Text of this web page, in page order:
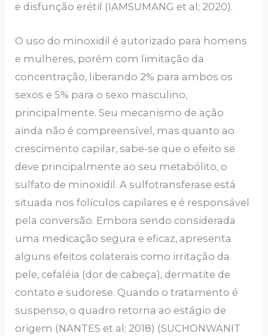
e disfunção erétil (IAMSUMANG et al; 2020).
O uso do minoxidil é autorizado para homens
e mulheres, porém com limitação da
concentração, liberando 2% para ambos os
sexos e 5% para o sexo masculino,
principalmente. Seu mecanismo de ação
ainda não é compreensível, mas quanto ao
crescimento capilar, sabe-se que o efeito se
deve principalmente ao seu metabólito, o
sulfato de minoxidil. A sulfotransferase está
situada nos folículos capilares e é responsável
pela conversão. Embora sendo considerada
uma medicação segura e eficaz, apresenta
alguns efeitos colaterais como irritação da
pele, cefaléia (dor de cabeça), dermatite de
contato e sudorese. Quando o tratamento é
suspenso, o quadro retorna ao estágio de
origem (NANTES et al; 2018) (SUCHONWANIT